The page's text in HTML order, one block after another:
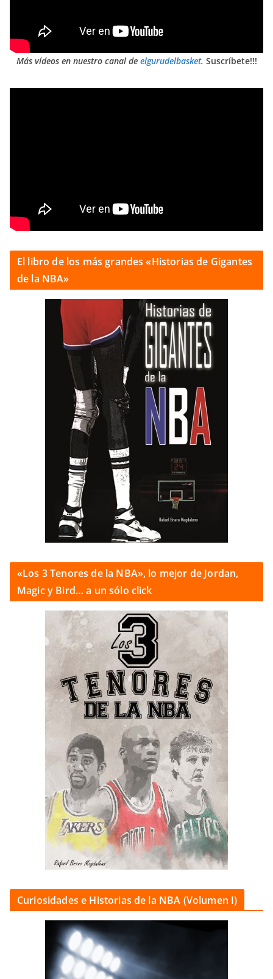
Más vídeos en nuestro canal de elgurudelbasket. Suscríbete!!!
El libro de los más grandes «Historias de Gigantes
de la NBA»
«Los 3 Tenores de la NBA», lo mejor de Jordan,
Magic y Bird… a un sólo click
Curiosidades e Historias de la NBA (Volumen I)